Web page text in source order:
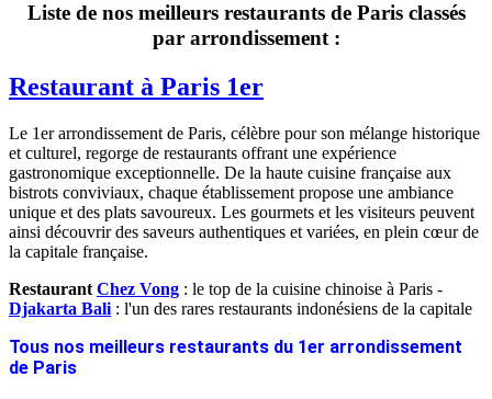
Liste de nos meilleurs restaurants de Paris classés
par arrondissement :
Restaurant à Paris 1er
Le 1er arrondissement de Paris, célèbre pour son mélange historique
et culturel, regorge de restaurants offrant une expérience
gastronomique exceptionnelle. De la haute cuisine française aux
bistrots conviviaux, chaque établissement propose une ambiance
unique et des plats savoureux. Les gourmets et les visiteurs peuvent
ainsi découvrir des saveurs authentiques et variées, en plein cœur de
la capitale française.
Restaurant Chez Vong : le top de la cuisine chinoise à Paris -
Djakarta Bali : l'un des rares restaurants indonésiens de la capitale
Tous nos meilleurs restaurants du 1er arrondissement
de Paris